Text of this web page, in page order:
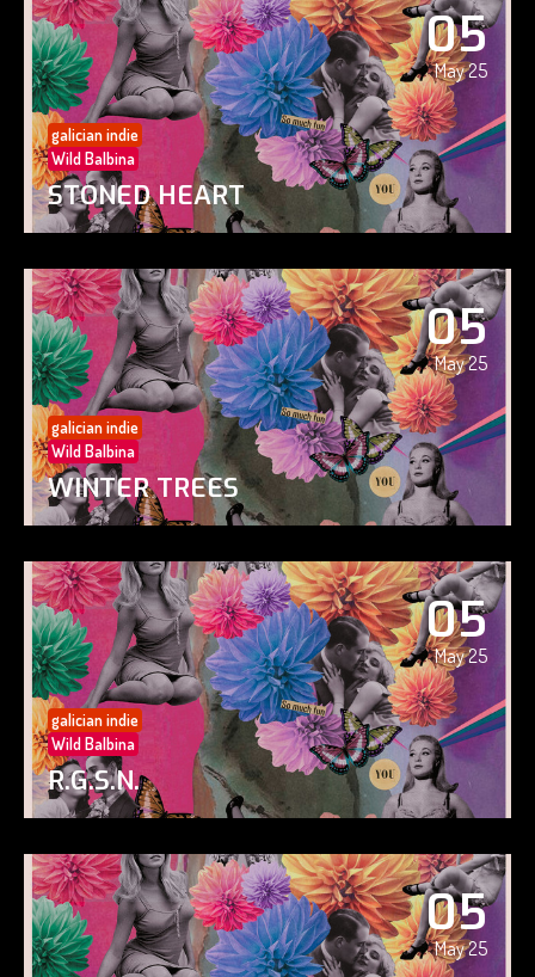
05
May 25
galician indie
Wild Balbina
STONED HEART
05
May 25
galician indie
Wild Balbina
WINTER TREES
05
May 25
galician indie
Wild Balbina
R.G.S.N.
05
May 25